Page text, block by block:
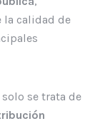
la calidad de
se trata de